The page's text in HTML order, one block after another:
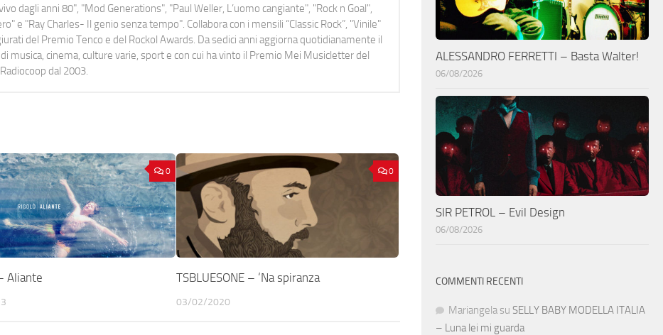
dagli anni 80", "Mod Generations", "Paul Weller, L’uomo cangiante", "Rock n Goal",
e "Ray Charles- Il genio senza tempo". Collabora con i mensili “Classic Rock”, "Vinile"
del Premio Tenco e del Rockol Awards. Da sedici anni aggiorna quotidianamente il
musica, cinema, culture varie, sport e con cui ha vinto il Premio Mei Musicletter del
dal 2003.
0
Aliante
0
TSBLUESONE – ‘Na spiranza
03/02/2020
ALESSANDRO FERRETTI – Basta Walter!
06/08/2026
SIR PETROL – Evil Design
06/08/2026
COMMENTI RECENTI
Mariangela su SELLY BABY MODELLA ITALIA
– Luna lei mi guarda